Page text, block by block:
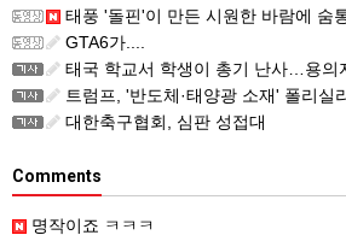
태풍 '돌핀'이 만든 시원한 바람에 숨
GTA6가....
태국 학교서 학생이 총기 난사…용의
트럼프, '반도체·태양광 소재' 폴리실리콘 파생 제품에
대한축구협회, 심판 성접대
Comments
명작이죠 ㅋㅋㅋ